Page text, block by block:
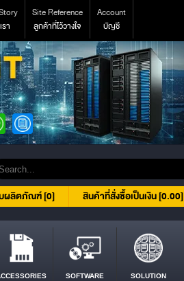
า
Site Reference
ลูกค้าที่ไว้วางใจ
Account
บัญชี
สินค้าที่สั่งซื้อเป็นเงิน [0.00]
บผลิตภัณฑ์ [0]
SOFTWARE SOLUTION